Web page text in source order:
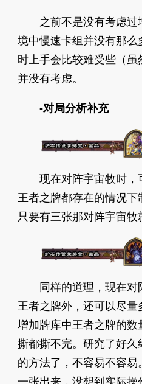
之前不是没有考虑
境中慢速卡组并没有那
时上手会比较难受些（虽
并没有考虑。
-对局分析补充
现在对阵宇宙牧时，
王者之牌都存在的情况下
只要有三张那对阵宇宙牧
同样的道理，现在
王者之牌外，还可以尽
增加牌库中王者之牌的数
撕都撕不完。研究了好
的方法了，不容易不容